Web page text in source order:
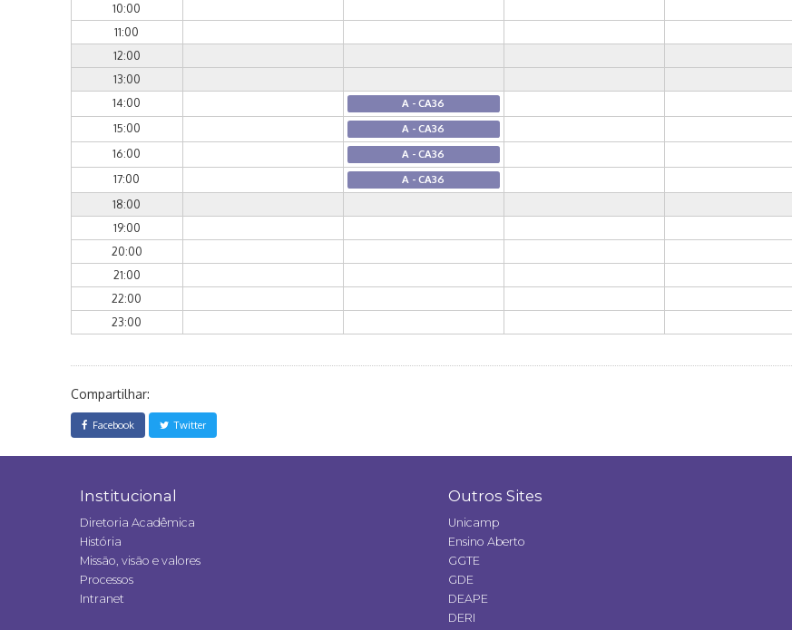
10:00
11:00
12:00
13:00
14:00
A - CA36
15:00 A - CA36
16:00 A - CA36
17:00 A - CA36
18:00
19:00
20:00
21:00
22:00
23:00
Compartilhar:
Facebook Twitter
Institucional
Diretoria Acadêmica
História
Missão, visão e valores
Processos
Intranet
Outros Sites
Unicamp
Ensino Aberto
GGTE
GDE
DEAPE
DERI